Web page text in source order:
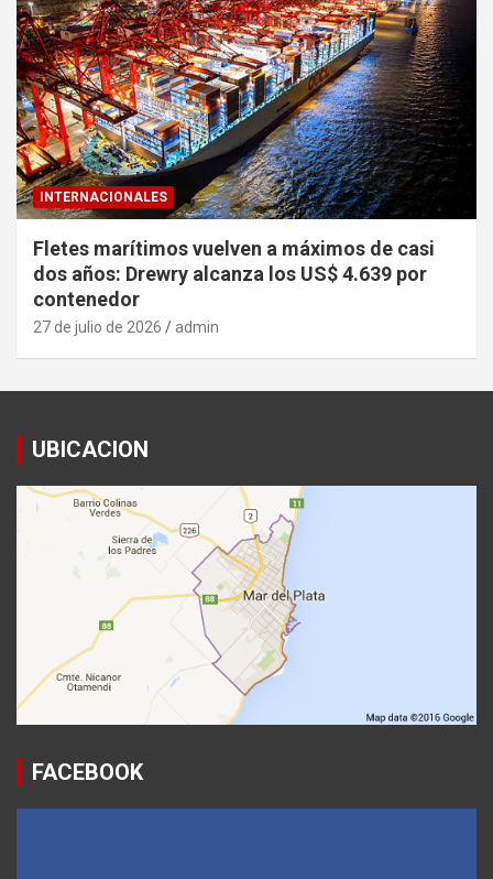
INTERNACIONALES
Fletes marítimos vuelven a máximos de casi
dos años: Drewry alcanza los US$ 4.639 por
contenedor
27 de julio de 2026 admin
UBICACION
FACEBOOK